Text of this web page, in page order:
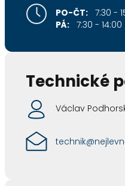
PO-ČT: 7:30 -
PÁ: 7:30 - 14:00
Technické
Václav